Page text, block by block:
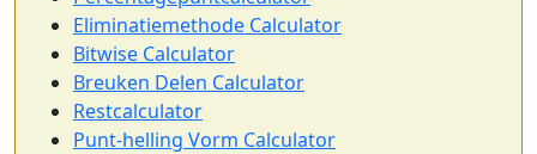
Eliminatiemethode Calculator
Bitwise Calculator
Breuken Delen Calculator
Restcalculator
Punt-helling Vorm Calculator